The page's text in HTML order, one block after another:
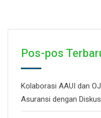
Pos-pos
Kolaborasi AAUI dan
Asuransi dengan